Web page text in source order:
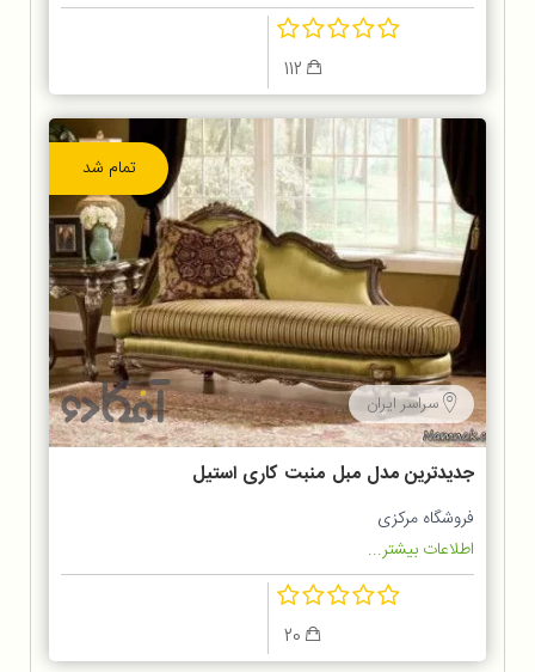
تمام شد
سراسر ایران
جدیدترین مدل مبل منبت کاری استیل
و راحتی منزل
فروشگاه مرکزی
اطلاعات بیشتر...